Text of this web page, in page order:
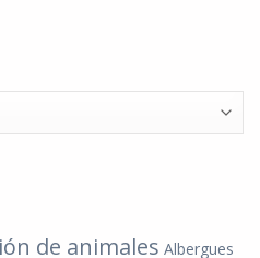
de animales Albergues